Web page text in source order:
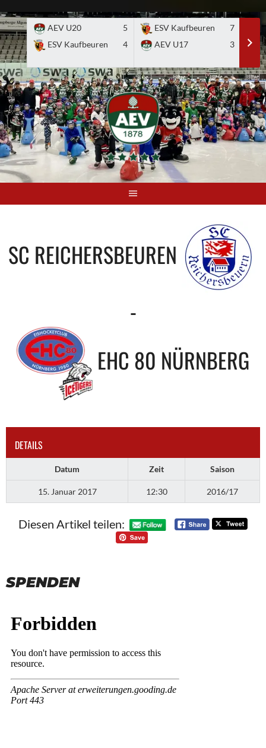
to
content
AEV U20
5
ESV Kaufbeuren
4
ESV Kaufbeuren
7
AEV U17
3
SC REICHERSBEUREN
-
EHC 80 NÜRNBERG
DETAILS
Datum Zeit Saison
15. Januar 2017 12:30 2016/17
Diesen Artikel teilen:
SPENDEN